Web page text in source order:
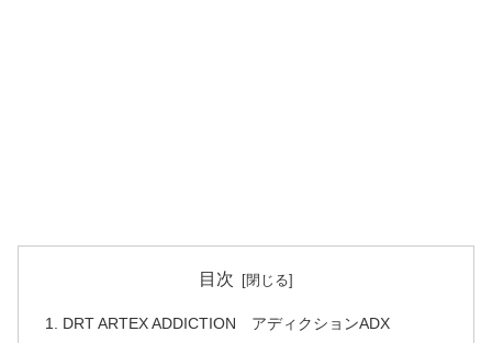
目次
DRT ARTEX ADDICTION アディクションADX